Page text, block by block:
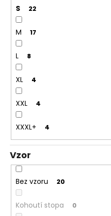
S 22
M 17
L 8
XL 4
XXL 4
XXXL+ 4
Vzor
Bez vzoru 20
Kohoutí stopa 0